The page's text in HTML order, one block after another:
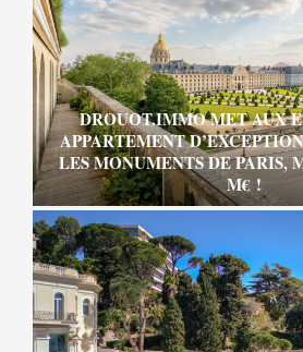
DROUOT.IMMO MET AUX
APPARTEMENT
LES MONUMENTS DE PARIS,
M€ !